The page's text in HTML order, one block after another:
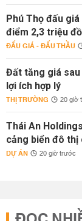
Phú Thọ đấu
điểm 2,3 triệu
ĐẤU GIÁ - ĐẤU THẦU
Đất tăng giá sau
lợi ích hợp lý
THỊ TRƯỜNG 20 giờ
Thái An
cảng biển đô thị
DỰ ÁN 20 giờ trước